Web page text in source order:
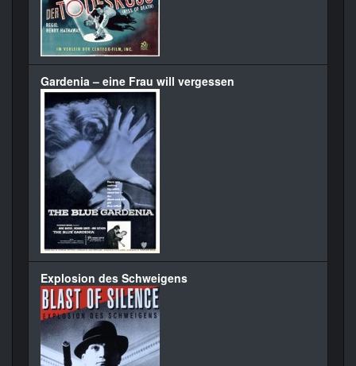
Gardenia – eine Frau will vergessen
Explosion des Schweigens